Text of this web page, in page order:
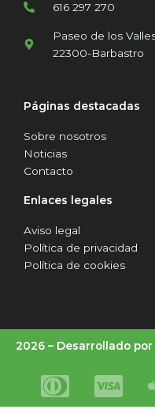
616 297 270
Paseo de los
22300-Barbastro
Páginas destacadas
Sobre nosotros
Noticias
Contacto
Enlaces legales
Aviso legal
Política de privacidad
Política de cookies
2026 – Desarrollado por